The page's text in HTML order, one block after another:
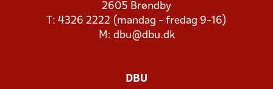
2605 Brøndby
T: 4326 2222 (mandag - fredag 9-16)
M: dbu@dbu.dk
DBU